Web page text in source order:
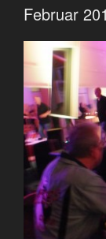
Februar